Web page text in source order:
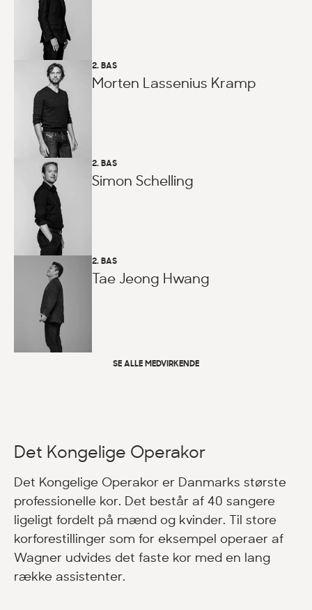
2. BAS
Morten Lassenius Kramp
2. BAS
Simon Schelling
2. BAS
Tae Jeong Hwang
SE ALLE MEDVIRKENDE
Det Kongelige Operakor
Det Kongelige Operakor er Danmarks største
professionelle kor. Det består af 40 sangere
ligeligt fordelt på mænd og kvinder. Til store
korforestillinger som for eksempel operaer af
Wagner udvides det faste kor med en lang
række assistenter.